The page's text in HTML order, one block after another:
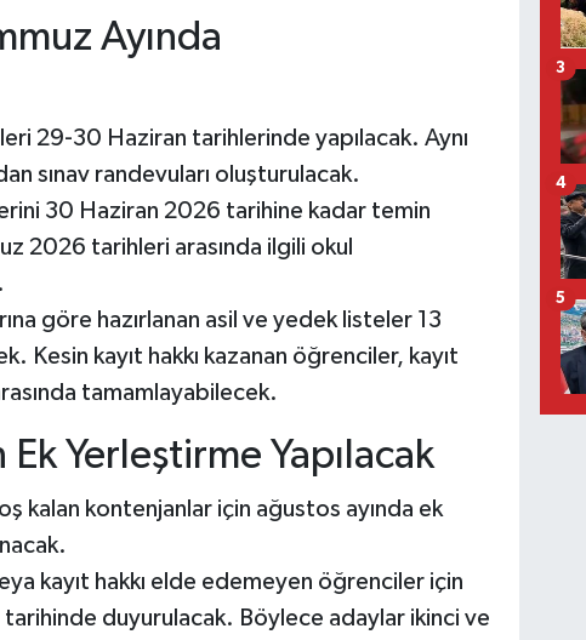
Ayında
29-30 Haziran tarihlerinde yapılacak. Aynı
sınav randevuları oluşturulacak.
30 Haziran 2026 tarihine kadar temin
2026 tarihleri arasında ilgili okul
göre hazırlanan asil ve yedek listeler 13
Kesin kayıt hakkı kazanan öğrenciler, kayıt
tamamlayabilecek.
Yerleştirme Yapılacak
kalan kontenjanlar için ağustos ayında ek
kayıt hakkı elde edemeyen öğrenciler için
duyurulacak. Böylece adaylar ikinci ve
3
4
5